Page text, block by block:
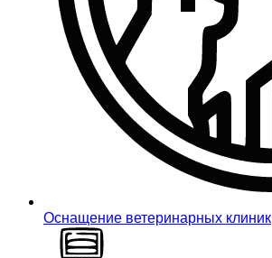
Оснащение ветеринарных клиник